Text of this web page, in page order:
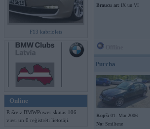
F13 kabriolets
Online
Pašreiz BMWPower skatās 106
viesi un 0 reģistrēti lietotāji.
Braucu ar: IX un VI
Purcha
Kopš: 01. Mar 2006
No: Smiltene